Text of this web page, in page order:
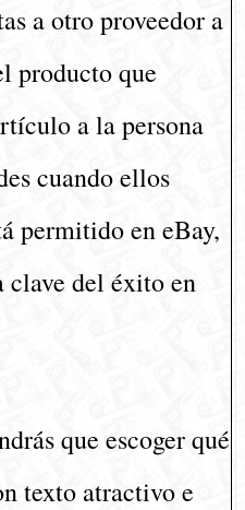
a otro proveedor a
producto que
a la persona
cuando ellos
permitido en eBay,
clave del éxito en
que escoger qué
texto atractivo e